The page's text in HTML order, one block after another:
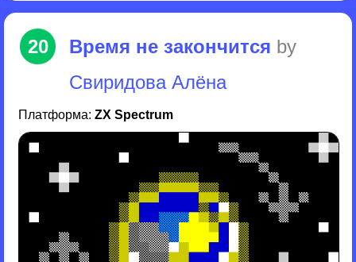
20 Время не закончится by
Свиридова Алёна
Платформа: ZX Spectrum